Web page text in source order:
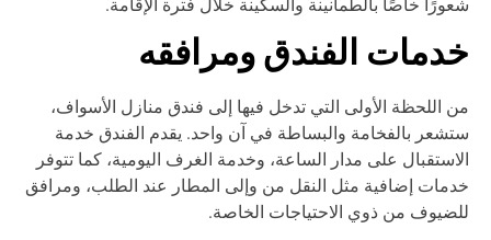
الفندق ومرافقه
اللحظة الأولى التي تدخل فيها إلى فندق منازل الأسواف،
بالفخامة والبساطة في آن واحد. يقدم الفندق خدمة
على مدار الساعة، وخدمة الغرف اليومية، كما تتوفر
إضافية مثل النقل من وإلى المطار عند الطلب، ومرافق
من ذوي الاحتياجات الخاصة.